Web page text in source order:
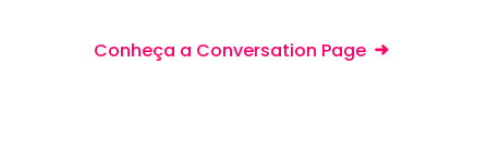
Conheça a Conversation Page